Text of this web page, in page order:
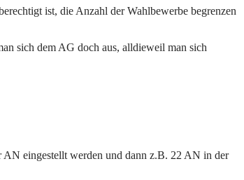
ist, die Anzahl der Wahlbewerbe begrenzen
sich dem AG doch aus, alldieweil man sich
eingestellt werden und dann z.B. 22 AN in der